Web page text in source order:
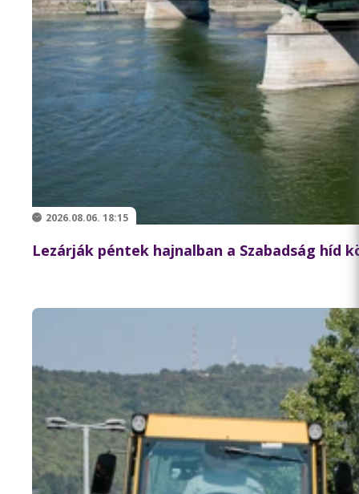
2026.08.06. 18:15
Lezárják péntek hajnalban a Szabadság híd